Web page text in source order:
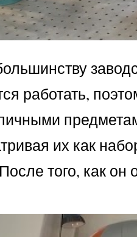
работать,
их как
того, как